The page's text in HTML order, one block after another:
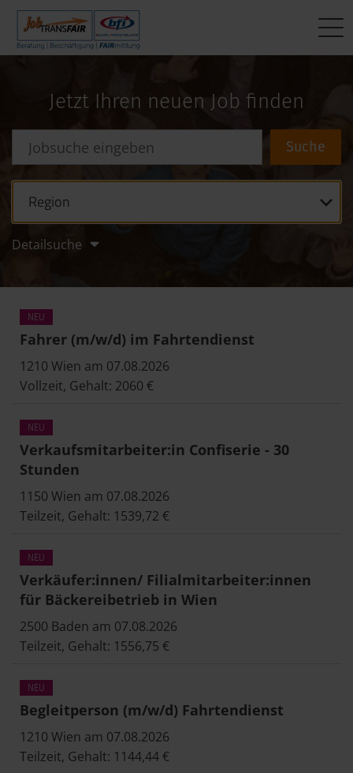
Jetzt Ihren neuen Job finden
Region
Detailsuche
Fahrer (m/w/d) im Fahrtendienst
1210 Wien am 07.08.2026
Vollzeit, Gehalt: 2060 €
Verkaufsmitarbeiter:in Confiserie - 30
Stunden
1150 Wien am 07.08.2026
Teilzeit, Gehalt: 1539,72 €
Verkäufer:innen/ Filialmitarbeiter:innen
für Bäckereibetrieb in Wien
2500 Baden am 07.08.2026
Teilzeit, Gehalt: 1556,75 €
Begleitperson (m/w/d) Fahrtendienst
1210 Wien am 07.08.2026
Teilzeit, Gehalt: 1144,44 €
Beratung
Beschäftigung
FAIRmittlung
Leitbild
KI-Manifest
Ergebnisse
Geschichte
Newsletter
Standorte
JT-Portal
JobImpuls
Zeiterfassung